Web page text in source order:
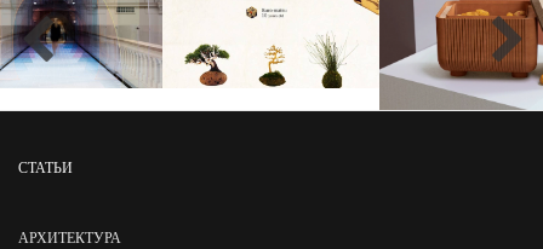
СТАТЬИ
АРХИТЕКТУРА